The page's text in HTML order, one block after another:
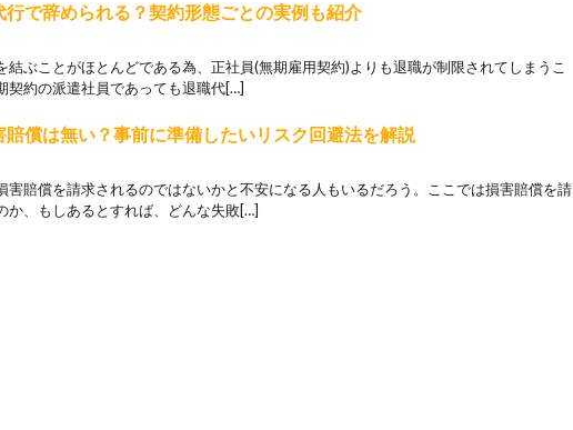
行で辞められる？契約形態ごとの実例も紹介
結ぶことがほとんどである為、正社員(無期雇用契約)よりも退職が制限されてしまうこ
契約の派遣社員であっても退職代[…]
賠償は無い？事前に準備したいリスク回避法を解説
害賠償を請求されるのではないかと不安になる人もいるだろう。ここでは損害賠償を請
か、もしあるとすれば、どんな失敗[…]